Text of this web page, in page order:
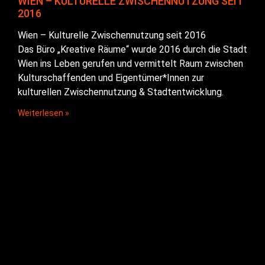
2016
Wien – Kulturelle Zwischennutzung seit 2016
Das Büro „Kreative Räume“ wurde 2016 durch die Stadt
Wien ins Leben gerufen und vermittelt Raum zwischen
Kulturschaffenden und Eigentümer*Innen zur
kulturellen Zwischennutzung & Stadtentwicklung.
Weiterlesen »